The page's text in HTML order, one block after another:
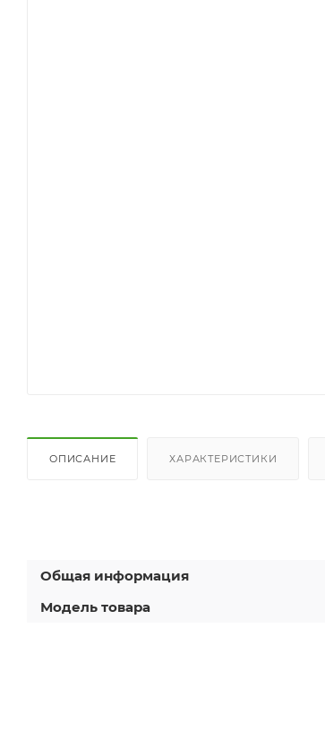
ОПИСАНИЕ ХАРАКТЕРИСТИКИ
Общая информация
Модель товара